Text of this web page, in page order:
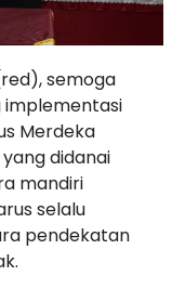
semoga
implementasi
Merdeka
didanai
mandiri
selalu
pendekatan